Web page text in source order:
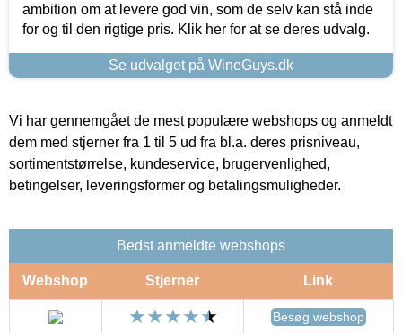
ambition om at levere god vin, som de selv kan stå inde
for og til den rigtige pris. Klik her for at se deres udvalg.
Se udvalget på WineGuys.dk
Vi har gennemgået de mest populære webshops og anmeldt
dem med stjerner fra 1 til 5 ud fra bl.a. deres prisniveau,
sortimentstørrelse, kundeservice, brugervenlighed,
betingelser, leveringsformer og betalingsmuligheder.
Bedst anmeldte webshops
Webshop Stjerner Link
Besøg webshop